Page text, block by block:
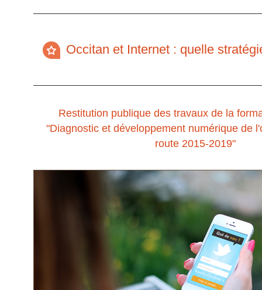
Occitan et Internet : quelle
Restitution publique des travaux de la
"Diagnostic et développement numérique de
route 2015-2019"